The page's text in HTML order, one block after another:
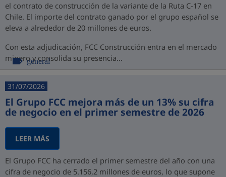
el contrato de construcción de la variante de la Ruta C-17 en
Chile. El importe del contrato ganado por el grupo español se
eleva a alrededor de 20 millones de euros.
Con esta adjudicación, FCC Construcción entra en el mercado
minero y consolida su presencia...
general
31/07/2026
El Grupo FCC mejora más de un 13% su cifra
de negocio en el primer semestre de 2026
LEER MÁS
El Grupo FCC ha cerrado el primer semestre del año con una
cifra de negocio de 5.156,2 millones de euros, lo que supone